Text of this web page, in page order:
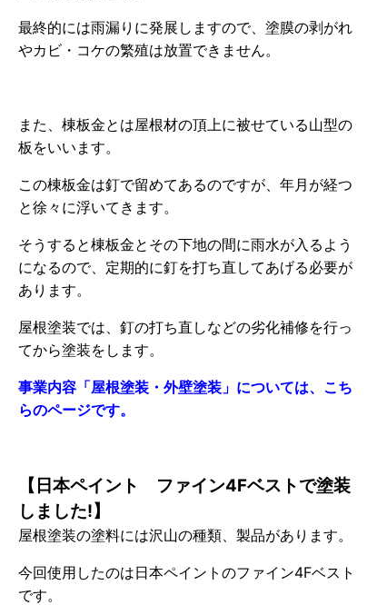
最終的には雨漏りに発展しますので、塗膜の剥がれ
やカビ・コケの繁殖は放置できません。
また、棟板金とは屋根材の頂上に被せている山型の
板をいいます。
この棟板金は釘で留めてあるのですが、年月が経つ
と徐々に浮いてきます。
そうすると棟板金とその下地の間に雨水が入るよう
になるので、定期的に釘を打ち直してあげる必要が
あります。
屋根塗装では、釘の打ち直しなどの劣化補修を行っ
てから塗装をします。
事業内容「屋根塗装・外壁塗装」については、こち
らのページです。
【日本ペイント ファイン4Fベストで塗装
しました!】
屋根塗装の塗料には沢山の種類、製品があります。
今回使用したのは日本ペイントのファイン4Fベスト
です。